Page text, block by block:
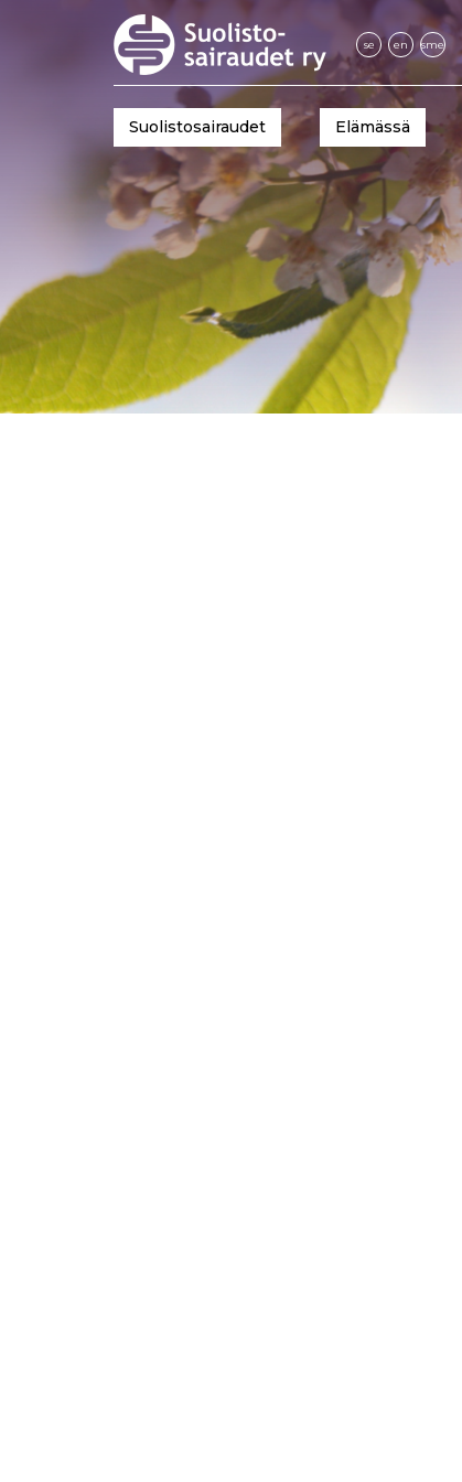
se en sme
Suolistosairaudet Elämässä